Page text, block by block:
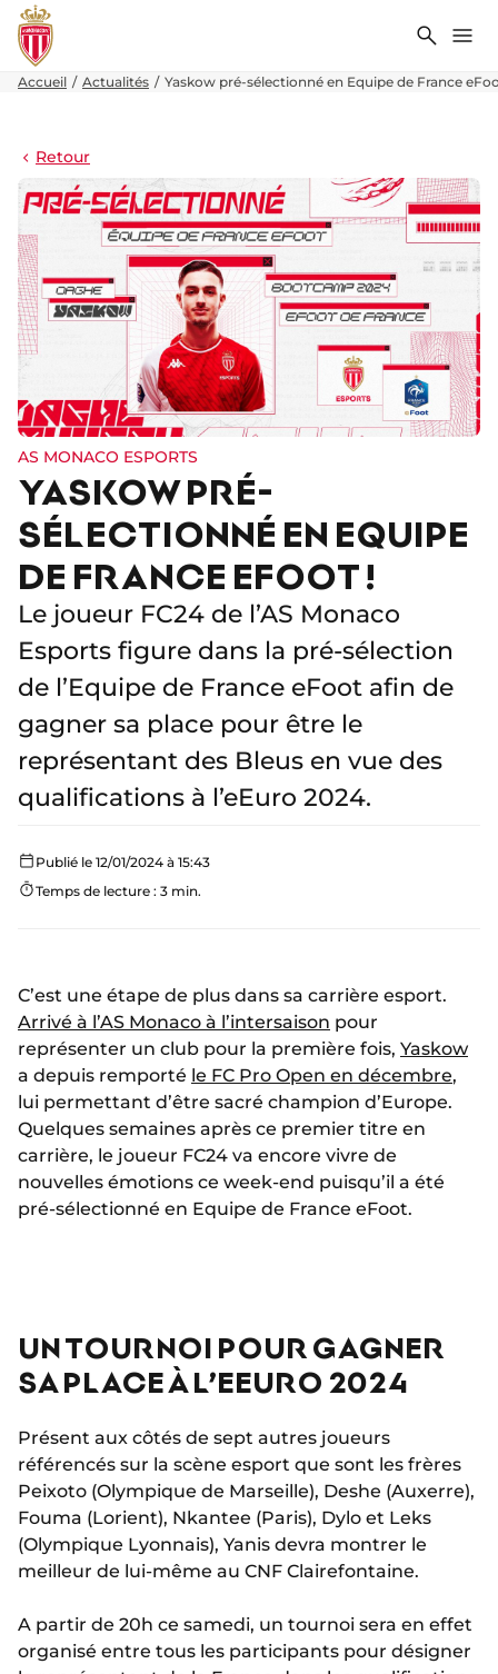
Accueil Actualités Yaskow pré-sélectionné en Equipe de France
Retour
AS MONACO ESPORTS
YASKOW PRÉ-
SÉLECTIONNÉ EN EQUIPE
DE FRANCE EFOOT !
Le joueur FC24 de l’AS Monaco
Esports figure dans la pré-sélection
de l’Equipe de France eFoot afin de
gagner sa place pour être le
représentant des Bleus en vue des
qualifications à l’eEuro 2024.
Publié le 12/01/2024 à 15:43
Temps de lecture : 3 min.
C’est une étape de plus dans sa carrière esport.
Arrivé à l’AS Monaco à l’intersaison pour
représenter un club pour la première fois, Yaskow
a depuis remporté le FC Pro Open en décembre,
lui permettant d’être sacré champion d’Europe.
Quelques semaines après ce premier titre en
carrière, le joueur FC24 va encore vivre de
nouvelles émotions ce week-end puisqu’il a été
pré-sélectionné en Equipe de France eFoot.
UN TOURNOI POUR GAGNER
SA PLACE À L’EEURO 2024
Présent aux côtés de sept autres joueurs
référencés sur la scène esport que sont les frères
Peixoto (Olympique de Marseille), Deshe (Auxerre),
Fouma (Lorient), Nkantee (Paris), Dylo et Leks
(Olympique Lyonnais), Yanis devra montrer le
meilleur de lui-même au CNF Clairefontaine.
A partir de 20h ce samedi, un tournoi sera en effet
organisé entre tous les participants pour désigner